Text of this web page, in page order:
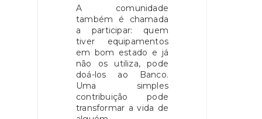
A comunidade
também é chamada
a participar: quem
tiver equipamentos
em bom estado e já
não os utiliza, pode
doá-los ao Banco.
Uma simples
contribuição pode
transformar a vida de